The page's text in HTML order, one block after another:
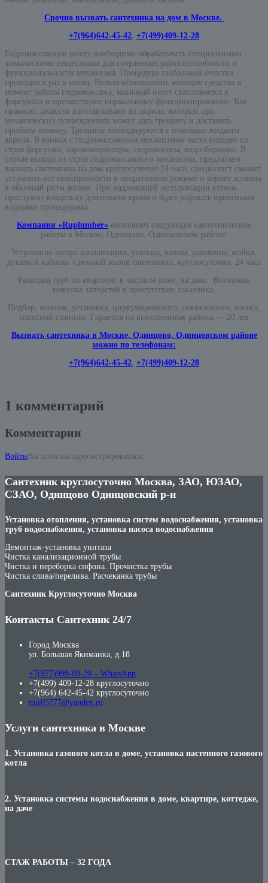
Срочно вызвать сантехника на дом в Москве.
+7(964)642-45-42, +7(499)409-12-28
Гидромассажную ванну необходимо обрабатывать специальными
химическими веществами для сохранения работоспособности и
функциональности механизма. Процедура глобальной очистки
проводится раз в месяц. Нельзя использовать моющие средства в
момент работы гидромассажа, мыльный налет скапливается в
форсунках и препятствуют нормальному функционированию. Как
правило, джакузи изготавливают из акрила, который при
механических повреждениях может дать трещину и доставить
проблем хозяину. Трещины ликвидируются с помощью жидкого
акрила. В ваннах с гидромассажным механизмом часто выходят из
строя форсунки, аэрокомпрессоры, гидронасосы, водосборники. В
случае выхода из строя гидромассажного механизма, предлагаем
вызвать сантехника на дом круглосуточно 24 часа, специалист сможет
устранить все неисправности в оперативном режиме и вернет хозяина
в обычный ритм жизни. При надлежащей эксплуатации купель
прослужит владельцу длительное время и будет радовать приятными
водными процедурами.
Компания «Ruplumber» выполняет следующие сантехнические
работы в Москве, Одинцово, Одинцовском районе:
Устранение засора канализации, унитаза, ванны, раковины, мойки,
душевой кабины. Срочный вызов сантехника, круглосуточно, 24 часа
Разводка труб по квартире, в частном доме, на даче. Возможна
покупка запчастей в присутствии заказчика.
Подбор, монтаж, установка, циркуляционного, скважинного, насоса,
насосной станции. Гарантия на выполненные работы — 20 лет
Вызвать сантехника в Москве, Одинцово, Одинцовском районе
можно по телефонам:
+7(964)642-45-42, +7(499)409-12-28
1 комментарий
Комментарии
Войти Вы должны зарегистрироваться.
Сантехник круглосуточно Москва, ЗАО, ЮЗАО,
СЗАО, Одинцово Одинцовский р-н
Установка отопления, установка систем водоснабжения, установка
труб водоснабжения, установка насоса водоснабжения
Демонтаж-установка унитаза
Чистка канализационной трубы
Чистка и переборка сифона. Прочистка трубы
Чистка слива/перелива. Расчеканка трубы
Сантехник Круглосуточно Москва
Контакты Сантехник 24/7
Город Москва
ул. Большая Якиманка, д.18
+7(977)999-80-20 – WhatsApp
+7(499) 409-12-28 круглосуточно
+7(964) 642-45-42 круглосуточно
mir05777@yandex.ru
Услуги сантехника в Москве
1. Установка газового котла в доме, установка настенного газового
котла
2. Установка системы водоснабжения в доме, квартире, коттедже,
на даче
СТАЖ РАБОТЫ – 32 ГОДА